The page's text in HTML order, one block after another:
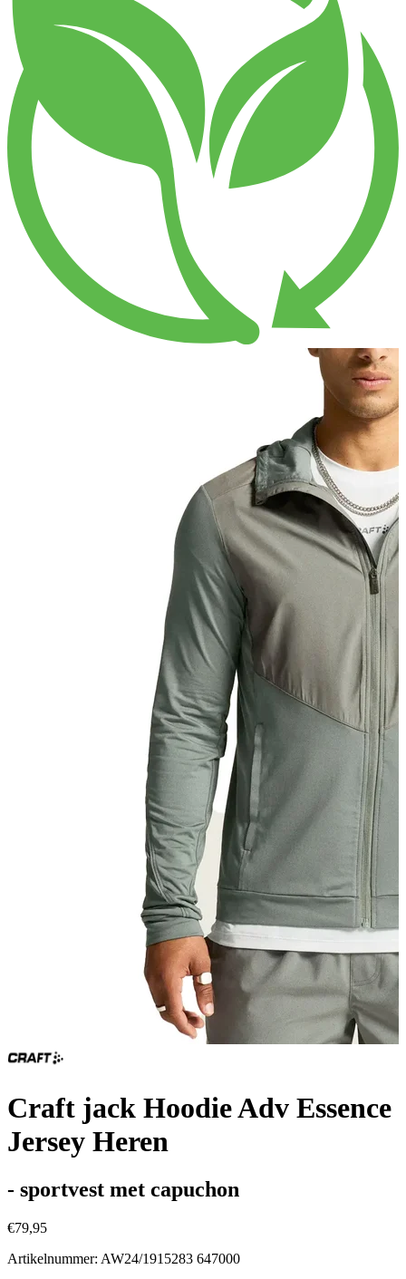
Craft jack Hoodie Adv Essence
Jersey Heren
- sportvest met capuchon
€79,95
Artikelnummer: AW24/1915283 647000